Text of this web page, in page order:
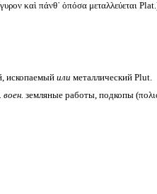
καὶ πάνθ᾽ ὁπόσα μεταλλεύεται
ископаемый или металлический Plut.
воен. земляные работы, подкопы